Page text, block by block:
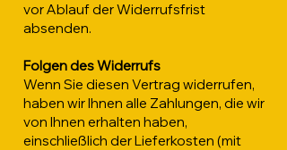
vor Ablauf der Widerrufsfrist
absenden.
Folgen des Widerrufs
Wenn Sie diesen Vertrag widerrufen,
haben wir Ihnen alle Zahlungen, die wir
von Ihnen erhalten haben,
einschließlich der Lieferkosten (mit